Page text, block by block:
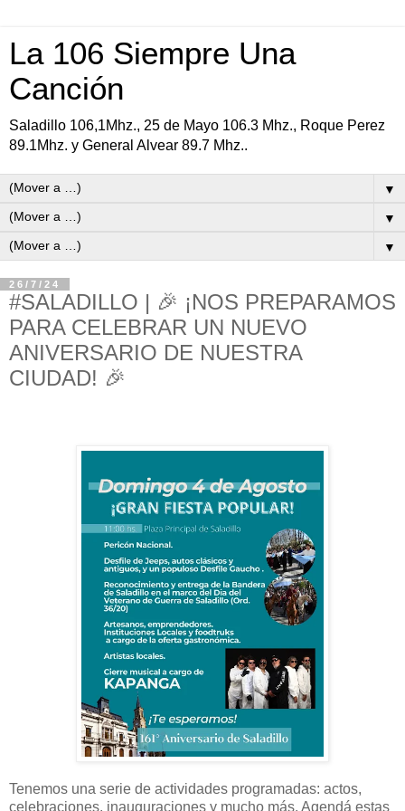
La 106 Siempre Una
Canción
Saladillo 106,1Mhz., 25 de Mayo 106.3 Mhz., Roque Perez
89.1Mhz. y General Alvear 89.7 Mhz..
▼
▼
▼
26/7/24
#SALADILLO | 🎉 ¡NOS PREPARAMOS
PARA CELEBRAR UN NUEVO
ANIVERSARIO DE NUESTRA
CIUDAD! 🎉
Tenemos una serie de actividades programadas: actos,
celebraciones, inauguraciones y mucho más. Agendá estas